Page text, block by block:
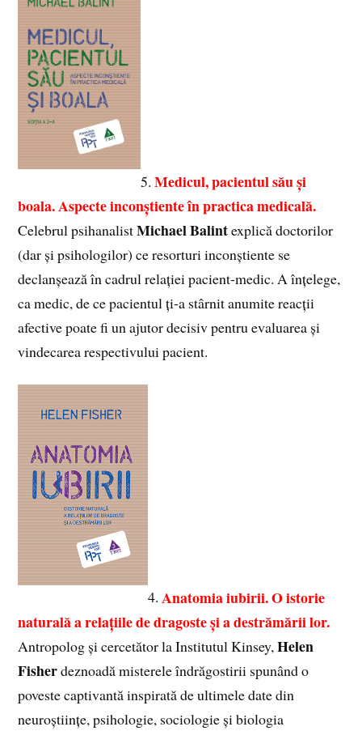
5.Medicul, pacientul său și
boala. Aspecte inconștiente în practica medicală.
Celebrul psihanalistMichael Balintexplică doctorilor
(dar și psihologilor) ce resorturi inconștiente se
declanșează în cadrul relației pacient-medic. A înțelege,
ca medic, de ce pacientul ți-a stârnit anumite reacții
afective poate fi un ajutor decisiv pentru evaluarea și
vindecarea respectivului pacient.
4. Anatomia iubirii. O istorie
naturală a relațiile de dragoste și a destrămării lor.
Antropolog și cercetător la Institutul Kinsey,Helen
Fisherdeznoadă misterele îndrăgostirii spunând o
poveste captivantă inspirată de ultimele date din
neuroștiințe, psihologie, sociologie și biologia